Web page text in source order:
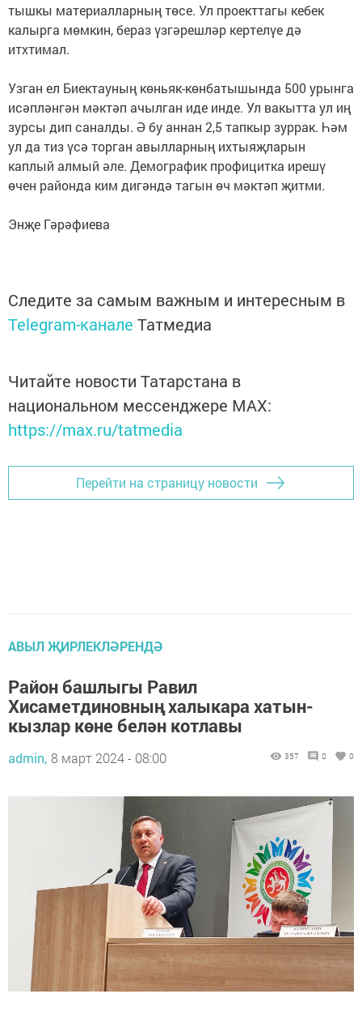
тышкы материалларның төсе. Ул проекттагы кебек
калырга мөмкин, бераз үзгәрешләр кертелүе дә
итхтимал.
Узган ел Биектауның көньяк-көнбатышында 500 урынга
исәпләнгән мәктәп ачылган иде инде. Ул вакытта ул иң
зурсы дип саналды. Ә бу аннан 2,5 тапкыр зуррак. Һәм
ул да тиз үсә торган авылларның ихтыяҗларын
каплый алмый әле. Демографик профицитка ирешү
өчен районда ким дигәндә тагын өч мәктәп җитми.
Энҗе Гәрәфиева
Следите за самым важным и интересным в
Telegram-канале Татмедиа
Читайте новости Татарстана в
национальном мессенджере MАХ:
https://max.ru/tatmedia
Перейти на страницу новости
АВЫЛ ҖИРЛЕКЛӘРЕНДӘ
Район башлыгы Равил
Хисаметдиновның халыкара хатын-
кызлар көне белән котлавы
admin, 8 март 2024 - 08:00 357 0 0